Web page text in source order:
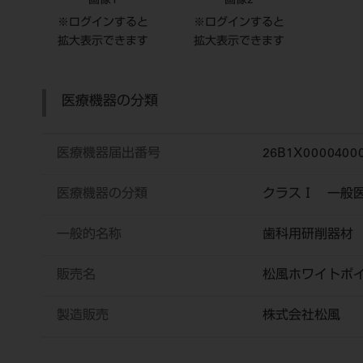
※ログインすると
拡大表示できます
※ログインすると
拡大表示できます
医療機器の分類
医療機器届出番号
医療機器の分類 クラスⅠ 一般
一般的名称 歯科用研削器材
販売名 松風ホワイトポ
製造販売 株式会社松風